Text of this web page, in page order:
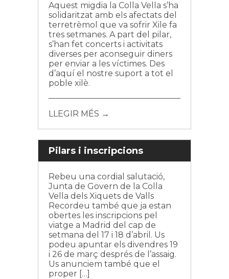
Aquest migdia la Colla Vella s’ha
solidaritzat amb els afectats del
terretrèmol que va sofrir Xile fa
tres setmanes. A part del pilar,
s’han fet concerts i activitats
diverses per aconseguir diners
per enviar a les víctimes. Des
d’aquí el nostre suport a tot el
poble xilè.
LLEGIR MÉS →
Pilars i inscripcions
Rebeu una cordial salutació,
Junta de Govern de la Colla
Vella dels Xiquets de Valls
Recordeu també que ja estan
obertes les inscripcions pel
viatge a Madrid del cap de
setmana del 17 i 18 d’abril. Us
podeu apuntar els divendres 19
i 26 de març després de l’assaig.
Us anunciem també que el
proper […]